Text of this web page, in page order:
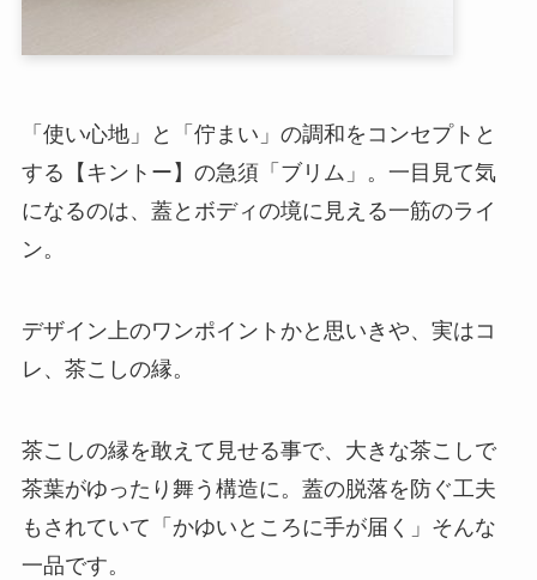
「使い心地」と「佇まい」の調和をコンセプトと
する【キントー】の急須「ブリム」。一目見て気
になるのは、蓋とボディの境に見える一筋のライ
ン。
デザイン上のワンポイントかと思いきや、実はコ
レ、茶こしの縁。
茶こしの縁を敢えて見せる事で、大きな茶こしで
茶葉がゆったり舞う構造に。蓋の脱落を防ぐ工夫
もされていて「かゆいところに手が届く」そんな
一品です。